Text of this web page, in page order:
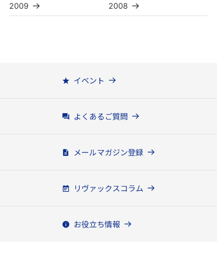
2009
2008
イベント
よくあるご質問
メールマガジン登録
リヴァックスコラム
お役立ち情報